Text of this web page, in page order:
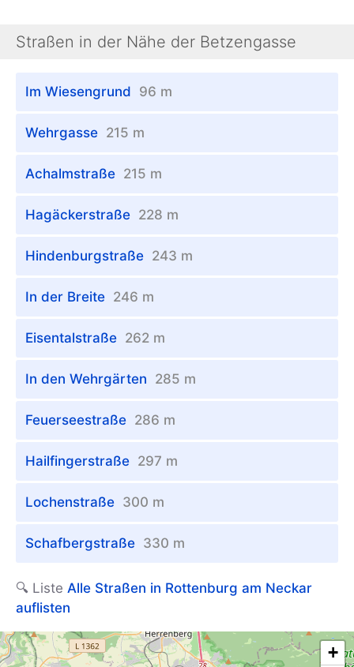
Straßen in der Nähe der Betzengasse
Im Wiesengrund 96 m
Wehrgasse 215 m
Achalmstraße 215 m
Hagäckerstraße 228 m
Hindenburgstraße 243 m
In der Breite 246 m
Eisentalstraße 262 m
In den Wehrgärten 285 m
Feuerseestraße 286 m
Hailfingerstraße 297 m
Lochenstraße 300 m
Schafbergstraße 330 m
🔍 Liste Alle Straßen in Rottenburg am Neckar
auflisten